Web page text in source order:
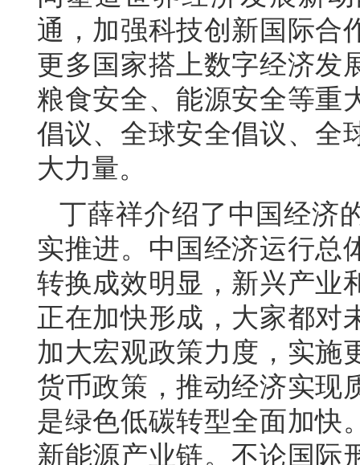
通，加强科技创新国际合
更多国家搭上数字经济发
粮食安全、能源安全等重
倡议、全球安全倡议、全
大力量。
丁薛祥介绍了中国经济
实推进。中国经济运行总
转换成效明显，新兴产业
正在加快形成，大家都对
加大宏观政策力度，实施
货币政策，推动经济实现
是绿色低碳转型全面加快
新能源产业链。不论国际